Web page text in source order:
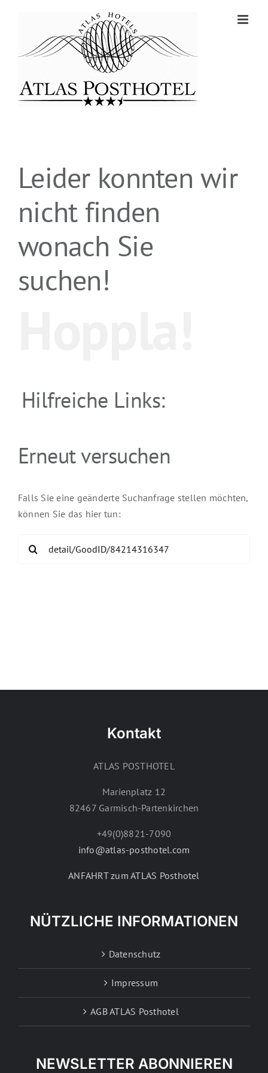
Leider konnten wir
nicht finden
wonach Sie
suchen!
Hilfreiche Links:
Erneut versuchen
Falls Sie eine geänderte Suchanfrage stellen möchten,
können Sie das hier tun:
Kontakt
ATLAS POSTHOTEL
Marienplatz 12
82467 Garmisch-Partenkirchen
+49(0)8821-7090
info@atlas-posthotel.com
ANFAHRT zum ATLAS Posthotel
NÜTZLICHE INFORMATIONEN
Datenschutz
Impressum
AGB ATLAS Posthotel
NEWSLETTER ABONNIEREN